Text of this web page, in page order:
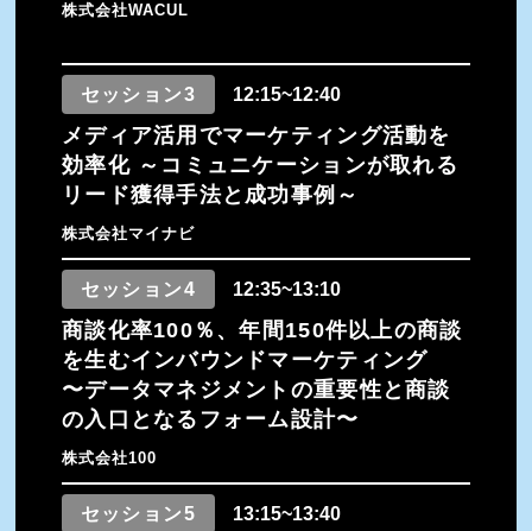
株式会社WACUL
セッション3 12:15~12:40
メディア活用でマーケティング活動を
効率化 ～コミュニケーションが取れる
リード獲得手法と成功事例～
株式会社マイナビ
セッション4 12:35~13:10
商談化率100％、年間150件以上の商談
を生むインバウンドマーケティング
〜データマネジメントの重要性と商談
の入口となるフォーム設計〜
株式会社100
セッション5 13:15~13:40